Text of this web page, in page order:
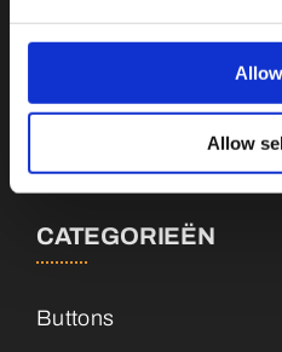
Allow
Botnische Golf 9a,
info@vianenonline.nl
+31 (0)34 8407 089
CATEGORIEËN
Buttons